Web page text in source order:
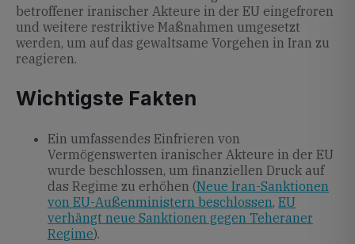
betroffener iranischer Akteure in der EU eingefroren
und weitere restriktive Maßnahmen umgesetzt
werden, um auf das gewaltsame Vorgehen in Iran zu
reagieren.
Wichtigste Fakten
Ein umfassendes Einfrieren von
Vermögenswerten iranischer Akteure in der EU
wurde beschlossen, um finanziellen Druck auf
das Regime zu erhöhen (Neue Iran-Sanktionen
von EU-Außenministern beschlossen, EU
verhängt neue Sanktionen gegen Teheraner
Regime).